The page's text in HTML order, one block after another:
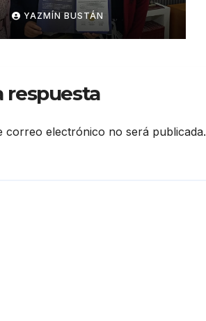
con certificación
dos plantas
YAZMÍN BUSTÁN
respuesta
correo electrónico no será publicada.